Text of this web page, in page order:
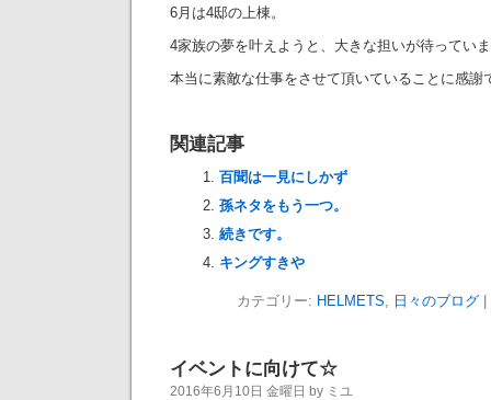
6月は4邸の上棟。
4家族の夢を叶えようと、大きな担いが待ってい
本当に素敵な仕事をさせて頂いていることに感謝
関連記事
百聞は一見にしかず
孫ネタをもう一つ。
続きです。
キングすきや
カテゴリー: HELMETS, 日々のブログ
イベントに向けて☆
2016年6月10日 金曜日 by ミユ